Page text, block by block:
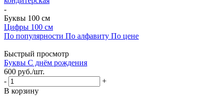
-
Буквы 100 см
Цифры 100 см
По популярности По алфавиту По цене
Быстрый просмотр
Буквы С днём рождения
600 руб./шт.
-
+
В корзину